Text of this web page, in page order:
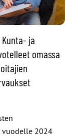
ja
omassa
vuodelle 2024